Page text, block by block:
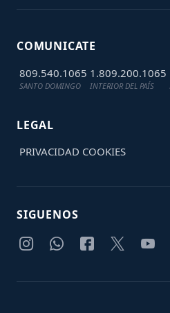
COMUNICATE
809.540.1065
SANTO DOMINGO
1.809.200.1065
INTERIOR DEL PAÍS
LEGAL
PRIVACIDAD COOKIES
SIGUENOS